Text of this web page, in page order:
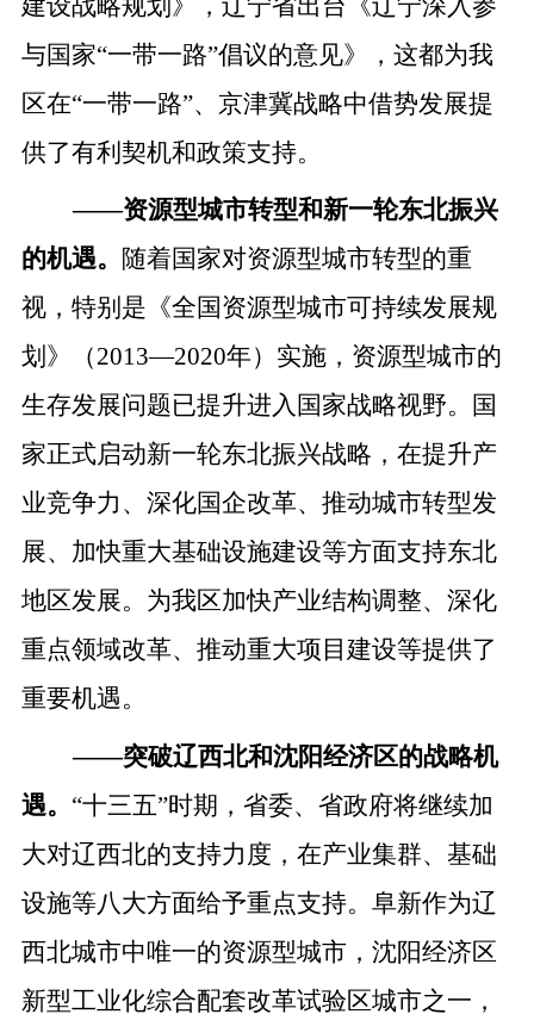
与国家“一带一路”倡议的意见》，这都为我
区在“一带一路”、京津冀战略中借势发展提
供了有利契机和政策支持。
——资源型城市转型和新一轮东北振兴
的机遇。 随着国家对资源型城市转型的重
视，特别是《全国资源型城市可持续发展规
划》（2013—2020年）实施，资源型城市的
生存发展问题已提升进入国家战略视野。国
家正式启动新一轮东北振兴战略，在提升产
业竞争力、深化国企改革、推动城市转型发
展、加快重大基础设施建设等方面支持东北
地区发展。为我区加快产业结构调整、深化
重点领域改革、推动重大项目建设等提供了
重要机遇。
——突破辽西北和沈阳经济区的战略机
遇。 “十三五”时期，省委、省政府将继续加
大对辽西北的支持力度，在产业集群、基础
设施等八大方面给予重点支持。阜新作为辽
西北城市中唯一的资源型城市，沈阳经济区
新型工业化综合配套改革试验区城市之一，